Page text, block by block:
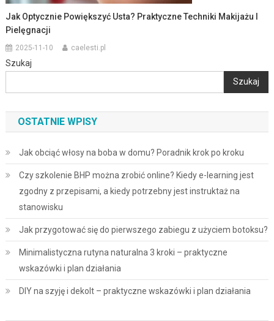
Jak Optycznie Powiększyć Usta? Praktyczne Techniki Makijażu I
Pielęgnacji
2025-11-10 caelesti.pl
Szukaj
Szukaj
OSTATNIE WPISY
Jak obciąć włosy na boba w domu? Poradnik krok po kroku
Czy szkolenie BHP można zrobić online? Kiedy e-learning jest
zgodny z przepisami, a kiedy potrzebny jest instruktaż na
stanowisku
Jak przygotować się do pierwszego zabiegu z użyciem botoksu?
Minimalistyczna rutyna naturalna 3 kroki – praktyczne
wskazówki i plan działania
DIY na szyję i dekolt – praktyczne wskazówki i plan działania